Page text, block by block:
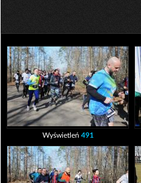
Wyświetleń 491